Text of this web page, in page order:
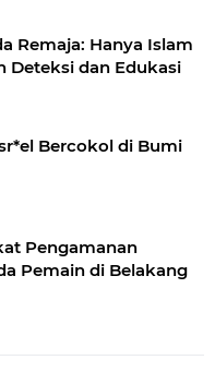
Remaja: Hanya Islam
Deteksi dan Edukasi
Bercokol di Bumi
Pengamanan
Pemain di Belakang